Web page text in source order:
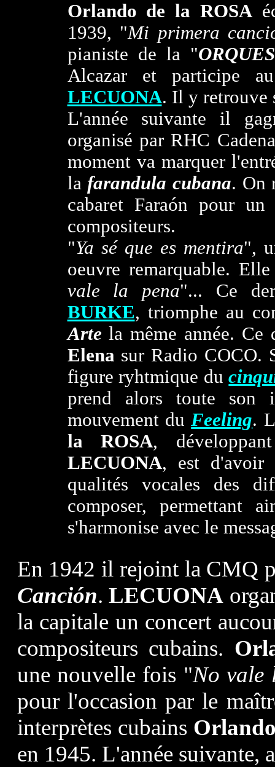
Orlando de la ROSA
1939, "Mi primera
pianiste de la "
Alcazar et participe
LECUONA. Il y retrouve
L'année suivante il
organisé par RHC
moment va marquer
la farandula cubana. On
cabaret Faraón pour
compositeurs.
"Ya sé que es mentira",
oeuvre remarquable.
vale la pena"... Ce
BURKE, triomphe au
Arte la même année. Ce
Elena sur Radio COCO.
figure ryhtmique du
prend alors toute son
mouvement duFeeling.
la ROSA,
LECUONA, est d'avoir
qualités vocales des
composer, permettant
s'harmonise avec le
En 1942 il rejoint la CMQ
Canción.LECUONA
la capitale un concert
compositeurs cubains.
une nouvelle fois "No vale
pour l'occasion par le
interprètes cubains
en 1945. L'année suivante,